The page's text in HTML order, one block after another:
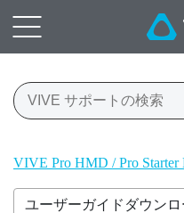
VIVE Pro HMD / Pro
ユーザーガイドダウンロ